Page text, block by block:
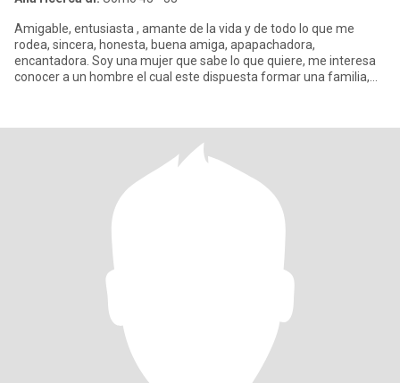
Amigable, entusiasta , amante de la vida y de todo lo que me
rodea, sincera, honesta, buena amiga, apapachadora,
encantadora. Soy una mujer que sabe lo que quiere, me interesa
conocer a un hombre el cual este dispuesta formar una familia,